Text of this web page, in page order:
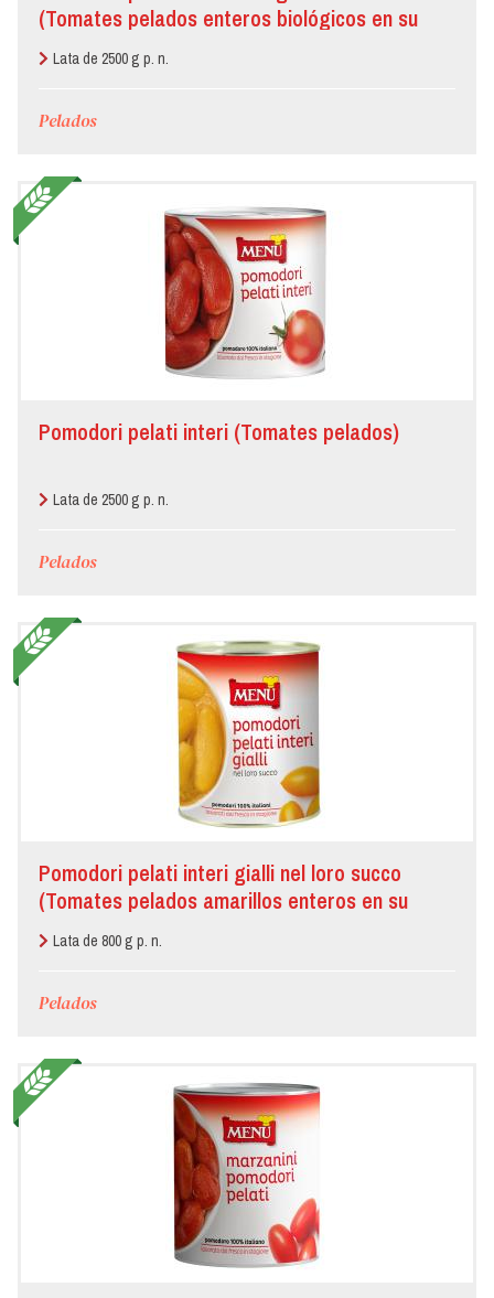
(Tomates pelados enteros biológicos en su
jugo)Lata de 2500 g p. n.
Pelados
Pomodori pelati interi (Tomates pelados)
Lata de 2500 g p. n.
Pelados
Pomodori pelati interi gialli nel loro succo
(Tomates pelados amarillos enteros en su
jugo)Lata de 800 g p. n.
Pelados